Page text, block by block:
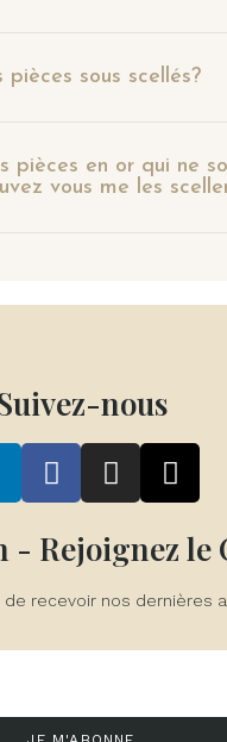
pièces sous scellés?
pièces en or qui ne
vous me les
nous
- Rejoignez le
de recevoir nos dernières